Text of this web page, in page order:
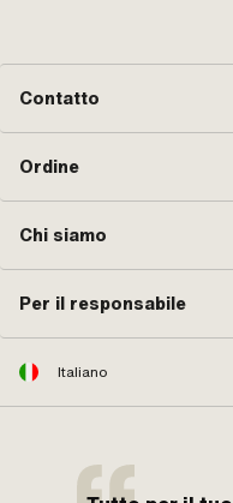
Contatto
Ordine
Chi siamo
Per il responsabile
Italiano